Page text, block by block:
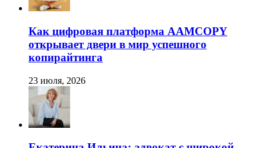
Как цифровая платформа AAMCOPY
открывает двери в мир успешного
копирайтинга
23 июля, 2026